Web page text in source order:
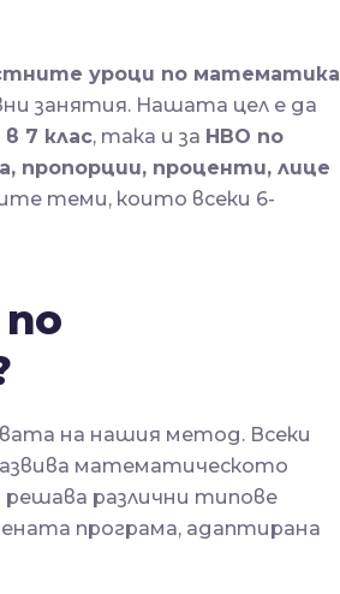
уроци по математика
занятия. Нашата цел е да
7 клас, така и за НВО по
пропорции, проценти, лице
теми, които всеки 6-
на нашия метод. Всеки
математическото
решава различни типове
програма, адаптирана